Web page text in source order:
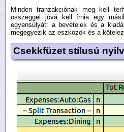
Minden tranzakciónak meg kell
összeggel jóvá kell írnia egy
egyensúlyát: a bevételek és a
megegyezik az eszközök és a
Csekkfüzet stílusú